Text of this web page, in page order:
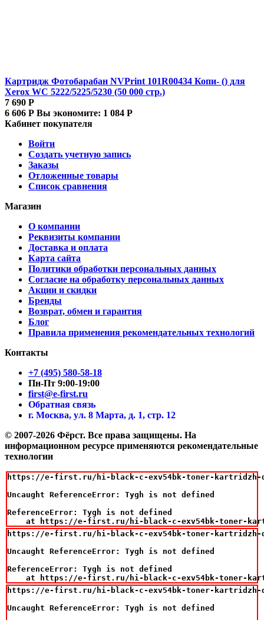
Картридж Фотобарабан NVPrint 101R00434 Копи- () для
Xerox WC 5222/5225/5230 (50 000 стр.)
7 690 Р
6 606 Р Вы экономите: 1 084 Р
Кабинет покупателя
Войти
Создать учетную запись
Заказы
Отложенные товары
Список сравнения
Магазин
О компании
Реквизиты компании
Доставка и оплата
Карта сайта
Политики обработки персональных данных
Согласие на обработку персональных данных
Акции и скидки
Бренды
Возврат, обмен и гарантия
Блог
Правила применения рекомендательных технологий
Контакты
+7 (495) 580-58-18
Пн-Пт 9:00-19:00
first@e-first.ru
Обратная связь
г. Москва, ул. 8 Марта, д. 1, стр. 12
© 2007-2026 Фёрст. Все права защищены. На
информационном ресурсе применяются рекомендательные
технологии
https://e-first.ru/hi-black-c-exv54bk-toner-kartridzh-
Uncaught ReferenceError: Tygh is not defined
ReferenceError: Tygh is not defined
at https://e-first.ru/hi-black-c-exv54bk-toner-
https://e-first.ru/hi-black-c-exv54bk-toner-kartridzh-
Uncaught ReferenceError: Tygh is not defined
ReferenceError: Tygh is not defined
at https://e-first.ru/hi-black-c-exv54bk-toner-
https://e-first.ru/hi-black-c-exv54bk-toner-kartridzh-
Uncaught ReferenceError: Tygh is not defined